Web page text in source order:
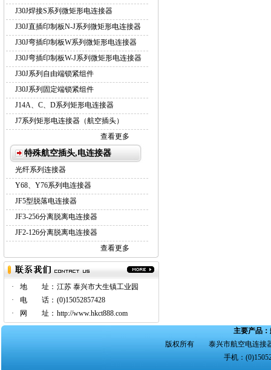
J30J焊接S系列微矩形电连接器
J30J直插印制板N-J系列微矩形电连接器
J30J弯插印制板W系列微矩形电连接器
J30J弯插印制板W-J系列微矩形电连接器
J30J系列自由端锁紧组件
J30J系列固定端锁紧组件
J14A、C、D系列矩形电连接器
J7系列矩形电连接器（航空插头）
查看更多
特殊航空插头,电连接器
光纤系列连接器
Y68、Y76系列电连接器
JF5型脱落电连接器
JF3-256分离脱离电连接器
JF2-126分离脱离电连接器
查看更多
· 地 址： 江苏 泰兴市大生镇工业园
·
电 话： (0)15052857428
·
网 址： http://www.hkct888.com
主要产品：
版权所有 泰兴市航空电连接
手机：